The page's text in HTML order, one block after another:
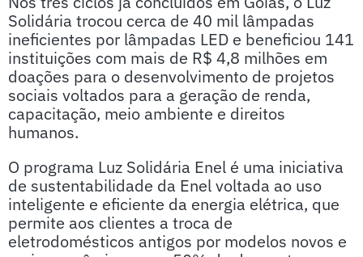
Solidária trocou cerca de 40 mil lâmpadas
ineficientes por lâmpadas LED e beneficiou 141
instituições com mais de R$ 4,8 milhões em
doações para o desenvolvimento de projetos
sociais voltados para a geração de renda,
capacitação, meio ambiente e direitos
humanos.
O programa Luz Solidária Enel é uma iniciativa
de sustentabilidade da Enel voltada ao uso
inteligente e eficiente da energia elétrica, que
permite aos clientes a troca de
eletrodomésticos antigos por modelos novos e